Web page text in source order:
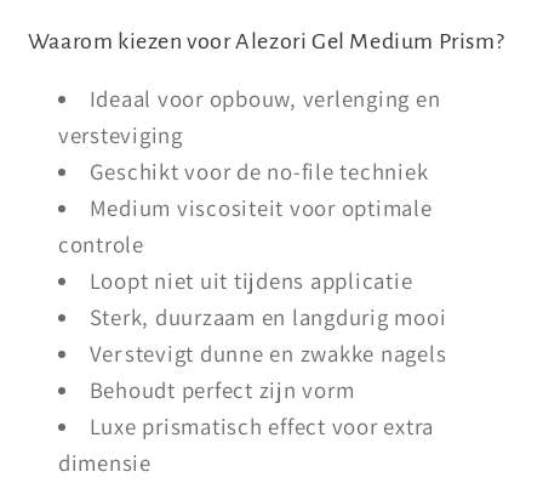
Waarom kiezen voor Alezori Gel Medium Prism?
Ideaal voor opbouw, verlenging en
versteviging
Geschikt voor de no-file techniek
Medium viscositeit voor optimale
controle
Loopt niet uit tijdens applicatie
Sterk, duurzaam en langdurig mooi
Verstevigt dunne en zwakke nagels
Behoudt perfect zijn vorm
Luxe prismatisch effect voor extra
dimensie